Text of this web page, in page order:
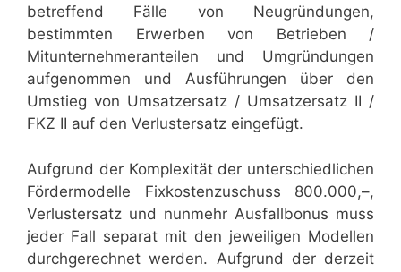
betreffend Fälle von Neugründungen,
bestimmten Erwerben von Betrieben /
Mitunternehmeranteilen und Umgründungen
aufgenommen und Ausführungen über den
Umstieg von Umsatzersatz / Umsatzersatz II /
FKZ II auf den Verlustersatz eingefügt.
Aufgrund der Komplexität der unterschiedlichen
Fördermodelle Fixkostenzuschuss 800.000,–,
Verlustersatz und nunmehr Ausfallbonus muss
jeder Fall separat mit den jeweiligen Modellen
durchgerechnet werden. Aufgrund der derzeit